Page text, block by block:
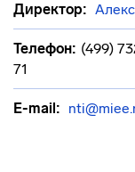
Директор:
Телефон: (499)
71
E-mail: